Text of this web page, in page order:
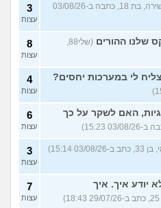
(שירה, בת 18, כתבה ב-03/08/26
3
עצות
שלנו ההורים
(שלי88,
8
עצות
לי במערכות יחסים? 4
עצות
האם לשקר על כך
6
עצות
08/26 15:14)
3
עצות
יודע איך. איך
7
עצות